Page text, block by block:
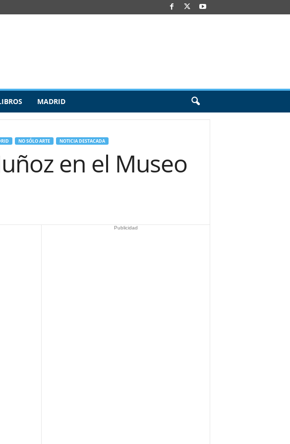
MADRID
NO SÓLO ARTE NOTICIA DESTACADA
en el Museo
Publicidad